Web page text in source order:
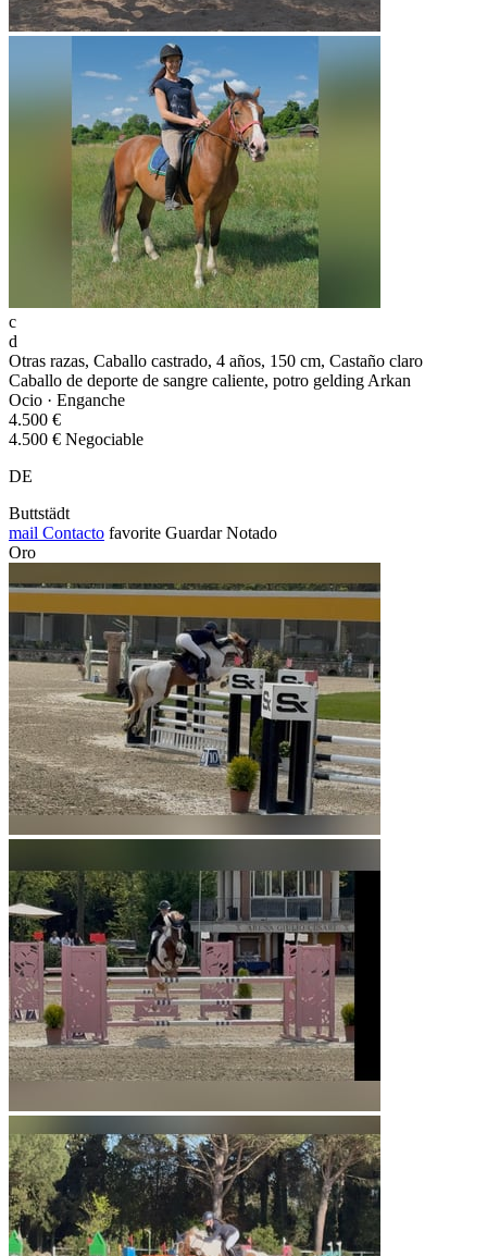
c
d
Otras razas, Caballo castrado, 4 años, 150 cm, Castaño claro
Caballo de deporte de sangre caliente, potro gelding Arkan
Ocio · Enganche
4.500 €
4.500 € Negociable
DE
Buttstädt
mail Contacto favorite Guardar Notado
Oro